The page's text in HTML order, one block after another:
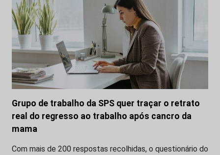
Grupo de trabalho da SPS quer traçar o retrato
real do regresso ao trabalho após cancro da
mama
Com mais de 200 respostas recolhidas, o questionário do